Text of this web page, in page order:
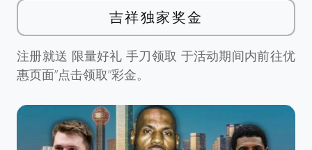
吉祥独家奖金
注册就送 限量好礼 手刀领取 于活动期间内前往优
惠页面”点击领取”彩金。